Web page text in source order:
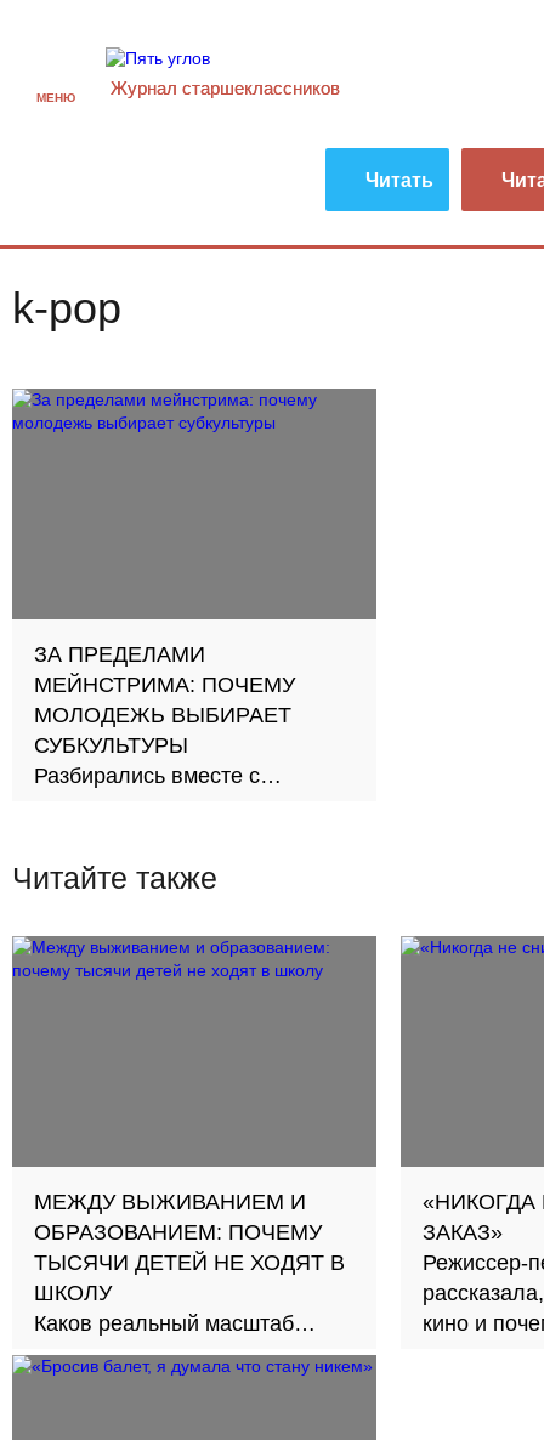
МЕНЮ Журнал старшекласcников
Читать
k-pop
ЗА ПРЕДЕЛАМИ
МЕЙНСТРИМА: ПОЧЕМУ
МОЛОДЕЖЬ ВЫБИРАЕТ
СУБКУЛЬТУРЫ
Разбирались вместе с
Читайте также
МЕЖДУ ВЫЖИВАНИЕМ И
ОБРАЗОВАНИЕМ: ПОЧЕМУ
ТЫСЯЧИ ДЕТЕЙ НЕ ХОДЯТ В
ШКОЛУ
Каков реальный масштаб
проблемы и как её решить?
ЗАКАЗ»
Режиссер-
кино и